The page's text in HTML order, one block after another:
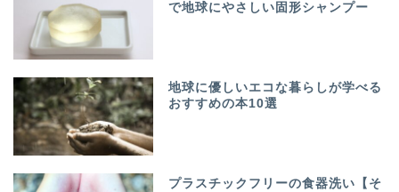
で地球にやさしい固形シャンプー
地球に優しいエコな暮らしが学べる
おすすめの本10選
プラスチックフリーの食器洗い【そ